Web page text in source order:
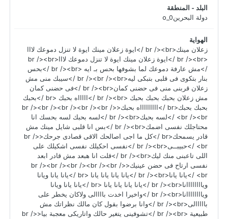
البلد - المنطقة
دولة البحرينo_0
الهواية
زعلان مينك<br /><br />ايوة زعلان مينك ايوة لا تنزل دموعك لااا
<br /><br />ايوة زعلان مينك ايوة لا تنزل دموعك لااا<br /><br
/>مش عارفة دموعك لما بشوفها بحس بـ ايه <br /><br />بحس
بنار بتكوى فى قلبى بتبكى ليه<br /><br /><br />سيبك منى مش
زعلان قربنى منى فى حضنى كمان<br /><br />فى حضنى كمان
مش زعلان بحبك بحبك بحبك <br /><br />اااااه بحبك <br />بحبك
بحبك بحبك<br />اااااااااه بحبك<br /><br /><br /><br /><br />
<br /><br />لسه بحبك<br /><br />لسه بحبك لسه بحسك انا
محتاجلك نفسى اضمك<br /><br />بس انا قلبى شايل مينك مش
قادر يسمحك<br />كل ما اجى اصالحك الاقى قصادى جرحك<br />
<br />حبيبــى<br /><br />نفسى احكيلك نفسى اشكيلك على
اللى تاعبنى منك ليك<br /><br />قلت انا هبعد مش قادر ابعد
نفسى ارتاح فى حضن عينيك<br /><br /><br /><br /><br />
<br />يانا يانا<br /><br />يانا يانا يانا يانا <br />يانا يانا ويانا
وياااااااانا<br /><br />يانا يانا يانا يانا <br />يانا يانا ويانا
وياااااااانا<br /><br />واخيرا اخدت باااالى ولاكان يخطر على
بااااالى<br /><br />وانا برضوا بقول كان مالك نظراتك مش
طبيعية <br /><br />تشوفينى يتغير حالك واتاريكى معجبة بيا<br />